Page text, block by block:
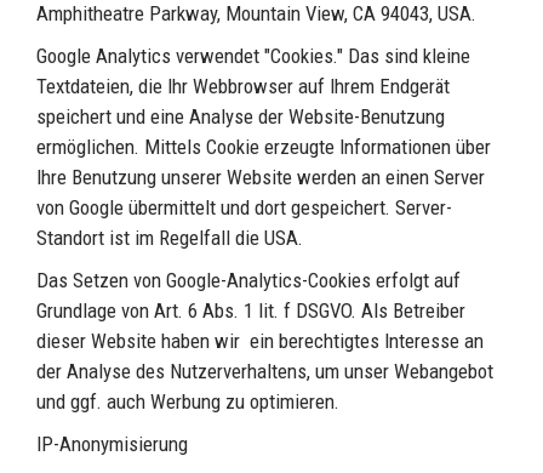
Amphitheatre Parkway, Mountain View, CA 94043, USA.
Google Analytics verwendet "Cookies." Das sind kleine
Textdateien, die Ihr Webbrowser auf Ihrem Endgerät
speichert und eine Analyse der Website-Benutzung
ermöglichen. Mittels Cookie erzeugte Informationen über
Ihre Benutzung unserer Website werden an einen Server
von Google übermittelt und dort gespeichert. Server-
Standort ist im Regelfall die USA.
Das Setzen von Google-Analytics-Cookies erfolgt auf
Grundlage von Art. 6 Abs. 1 lit. f DSGVO. Als Betreiber
dieser Website haben wir ein berechtigtes Interesse an
der Analyse des Nutzerverhaltens, um unser Webangebot
und ggf. auch Werbung zu optimieren.
IP-Anonymisierung